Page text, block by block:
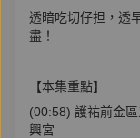
透暗吃切仔担，透
盡！
【本集重點】
(00:58) 護祐前金
興宮